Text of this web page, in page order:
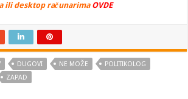
ili desktop računarima OVDE
DUGOVI NE MOŽE
POLITIKOLOG
ZAPAD